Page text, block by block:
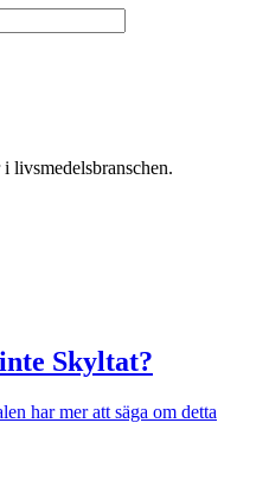
livsmedelsbranschen.
Skyltat?
har mer att säga om detta